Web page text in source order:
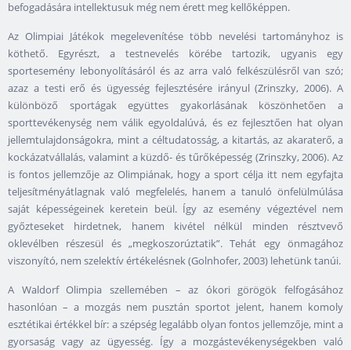
befogadására intellektusuk még nem érett meg kellőképpen.
Az Olimpiai Játékok megelevenítése több nevelési tartományhoz is
köthető. Egyrészt, a testnevelés körébe tartozik, ugyanis egy
sportesemény lebonyolításáról és az arra való felkészülésről van szó;
azaz a testi erő és ügyesség fejlesztésére irányul (Zrinszky, 2006). A
különböző sportágak együttes gyakorlásának köszönhetően a
sporttevékenység nem válik egyoldalúvá, és ez fejlesztően hat olyan
jellemtulajdonságokra, mint a céltudatosság, a kitartás, az akaraterő, a
kockázatvállalás, valamint a küzdő- és tűrőképesség (Zrinszky, 2006). Az
is fontos jellemzője az Olimpiának, hogy a sport célja itt nem egyfajta
teljesítményátlagnak való megfelelés, hanem a tanuló önfelülmúlása
saját képességeinek keretein beül. Így az esemény végeztével nem
győzteseket hirdetnek, hanem kivétel nélkül minden résztvevő
oklevélben részesül és „megkoszorúztatik”. Tehát egy önmagához
viszonyító, nem szelektív értékelésnek (Golnhofer, 2003) lehetünk tanúi.
A Waldorf Olimpia szellemében – az ókori görögök felfogásához
hasonlóan – a mozgás nem pusztán sportot jelent, hanem komoly
esztétikai értékkel bír: a szépség legalább olyan fontos jellemzője, mint a
gyorsaság vagy az ügyesség. Így a mozgástevékenységekben való